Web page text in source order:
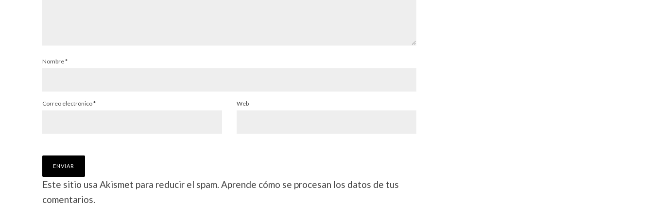
Nombre*
Correo electrónico* Web
Este sitio usa Akismet para reducir el spam. Aprende cómo se procesan los datos de tus
comentarios.